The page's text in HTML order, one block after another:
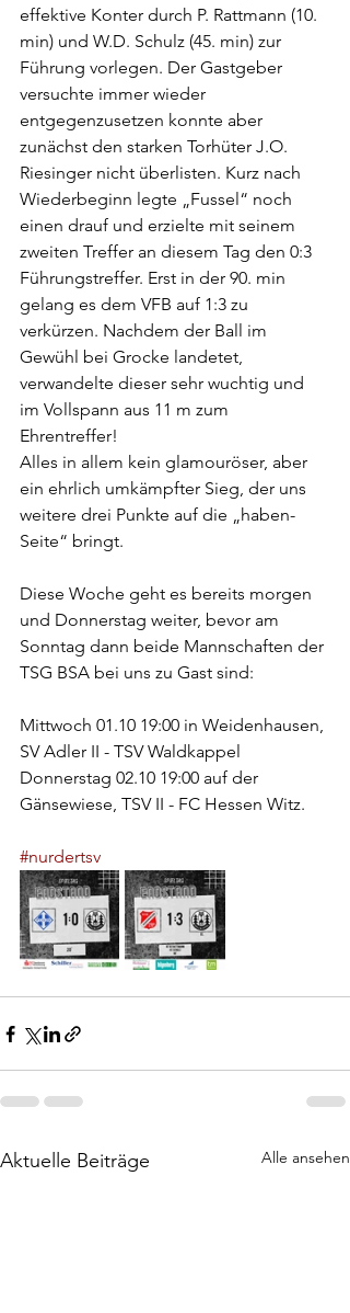
effektive Konter durch P. Rattmann (10.
min) und W.D. Schulz (45. min) zur
Führung vorlegen. Der Gastgeber
versuchte immer wieder
entgegenzusetzen konnte aber
zunächst den starken Torhüter J.O.
Riesinger nicht überlisten. Kurz nach
Wiederbeginn legte „Fussel“ noch
einen drauf und erzielte mit seinem
zweiten Treffer an diesem Tag den 0:3
Führungstreffer. Erst in der 90. min
gelang es dem VFB auf 1:3 zu
verkürzen. Nachdem der Ball im
Gewühl bei Grocke landetet,
verwandelte dieser sehr wuchtig und
im Vollspann aus 11 m zum
Ehrentreffer!
Alles in allem kein glamouröser, aber
ein ehrlich umkämpfter Sieg, der uns
weitere drei Punkte auf die „haben-
Seite“ bringt.
Diese Woche geht es bereits morgen
und Donnerstag weiter, bevor am
Sonntag dann beide Mannschaften der
TSG BSA bei uns zu Gast sind:
Mittwoch 01.10 19:00 in Weidenhausen,
SV Adler II - TSV Waldkappel
Donnerstag 02.10 19:00 auf der
Gänsewiese, TSV II - FC Hessen Witz.
#nurdertsv
Aktuelle Beiträge Alle ansehen